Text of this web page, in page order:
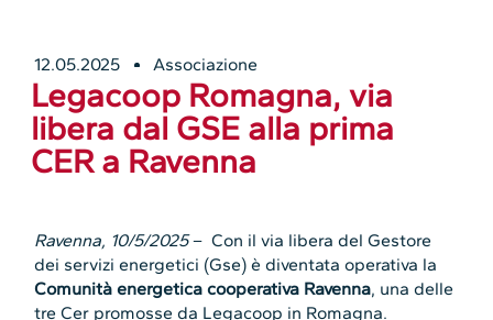
12.05.2025 Associazione
Legacoop Romagna, via
libera dal GSE alla prima
CER a Ravenna
Ravenna, 10/5/2025– Con il via libera del Gestore
dei servizi energetici (Gse) è diventata operativa la
Comunità energetica cooperativa Ravenna, una delle
tre Cer promosse da Legacoop in Romagna.